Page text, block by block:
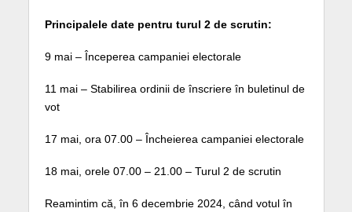
Principalele date pentru turul 2 de scrutin:
9 mai – Începerea campaniei electorale
11 mai – Stabilirea ordinii de înscriere în buletinul de
vot
17 mai, ora 07.00 – Încheierea campaniei electorale
18 mai, orele 07.00 – 21.00 – Turul 2 de scrutin
Reamintim că, în 6 decembrie 2024, când votul în